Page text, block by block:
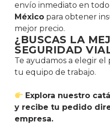
envío inmediato en todo
México para obtener
mejor precio.
¿BUSCAS LA
SEGURIDAD
Te ayudamos a elegir
tu equipo de trabajo.
Explora nuestro
y recibe tu pedido
empresa.